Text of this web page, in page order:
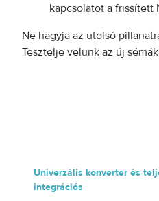
kapcsolatot a frissített
Ne hagyja az utolsó
Tesztelje velünk az új
Univerzális konverter és
integrációs